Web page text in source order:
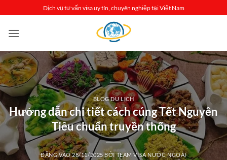
qua
nội
Dịch vụ tư vấn visa uy tín, chuyên nghiệp tại Việt Nam
BLOG DU LỊCH
Hướng dẫn chi tiết cách cúng Tết Nguyên
Tiêu chuẩn truyền thống
ĐĂNG VÀO28/11/2025 BỞITEAM VISA NƯỚC NGOÀI